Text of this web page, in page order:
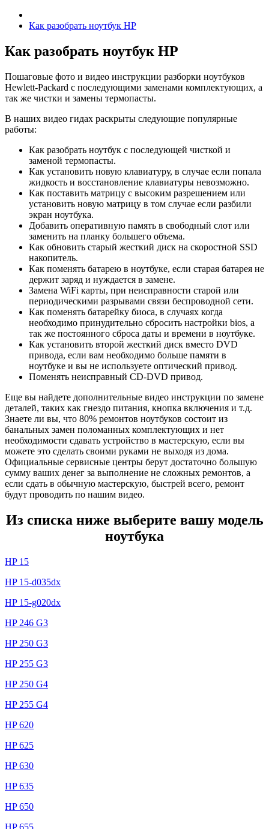
Как разобрать ноутбук HP
Как разобрать ноутбук HP
Пошаговые фото и видео инструкции разборки ноутбуков
Hewlett-Packard с последующими заменами комплектующих, а
так же чистки и замены термопасты.
В наших видео гидах раскрыты следующие популярные
работы:
Как разобрать ноутбук с последующей чисткой и
заменой термопасты.
Как установить новую клавиатуру, в случае если попала
жидкость и восстановление клавиатуры невозможно.
Как поставить матрицу с высоким разрешением или
установить новую матрицу в том случае если разбили
экран ноутбука.
Добавить оперативную память в свободный слот или
заменить на планку большего объема.
Как обновить старый жесткий диск на скоростной SSD
накопитель.
Как поменять батарею в ноутбуке, если старая батарея не
держит заряд и нуждается в замене.
Замена WiFi карты, при неисправности старой или
периодическими разрывами связи беспроводной сети.
Как поменять батарейку биоса, в случаях когда
необходимо принудительно сбросить настройки bios, а
так же постоянного сброса даты и времени в ноутбуке.
Как установить второй жесткий диск вместо DVD
привода, если вам необходимо больше памяти в
ноутбуке и вы не используете оптический привод.
Поменять неисправный CD-DVD привод.
Еще вы найдете дополнительные видео инструкции по замене
деталей, таких как гнездо питания, кнопка включения и т.д.
Знаете ли вы, что 80% ремонтов ноутбуков состоит из
банальных замен поломанных комплектующих и нет
необходимости сдавать устройство в мастерскую, если вы
можете это сделать своими руками не выходя из дома.
Официальные сервисные центры берут достаточно большую
сумму ваших денег за выполнение не сложных ремонтов, а
если сдать в обычную мастерскую, быстрей всего, ремонт
будут проводить по нашим видео.
Из списка ниже выберите вашу модель
ноутбука
HP 15
HP 15-d035dx
HP 15-g020dx
HP 246 G3
HP 250 G3
HP 255 G3
HP 250 G4
HP 255 G4
HP 620
HP 625
HP 630
HP 635
HP 650
HP 655